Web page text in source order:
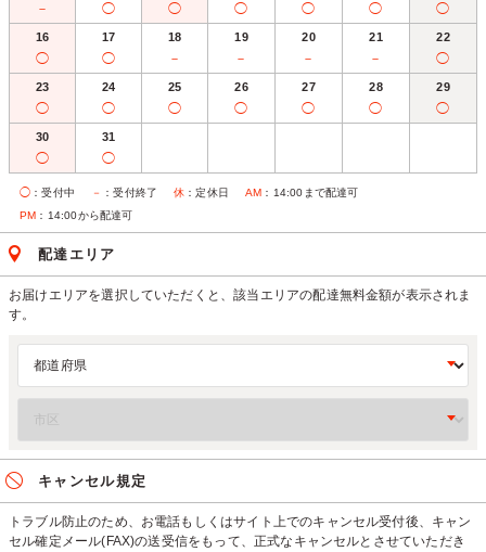
－ ◯ ◯ ◯ ◯ ◯ ◯
16
◯
17
◯
18
－
19
－
20
－
21
－
22
◯
23
◯
24
◯
25
◯
26
◯
27
◯
28
◯
29
◯
30
◯
31
◯
◯ ：受付中 － ：受付終了 休 ：定休日 AM ：14:00まで配達可
PM ：14:00から配達可
配達エリア
お届けエリアを選択していただくと、該当エリアの配達無料金額が表示されま
す。
キャンセル規定
トラブル防止のため、お電話もしくはサイト上でのキャンセル受付後、キャン
セル確定メール(FAX)の送受信をもって、正式なキャンセルとさせていただき